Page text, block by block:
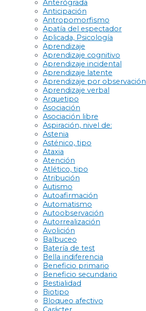
Anterógrada
Anticipación
Antropomorfismo
Apatía del espectador
Aplicada, Psicología
Aprendizaje
Aprendizaje cognitivo
Aprendizaje incidental
Aprendizaje latente
Aprendizaje por observación
Aprendizaje verbal
Arquetipo
Asociación
Asociación libre
Aspiración, nivel de:
Astenia
Asténico, tipo
Ataxia
Atención
Atlético, tipo
Atribución
Autismo
Autoafirmación
Automatismo
Autoobservación
Autorrealización
Avolición
Balbuceo
Batería de test
Bella indiferencia
Beneficio primario
Beneficio secundario
Bestialidad
Biotipo
Bloqueo afectivo